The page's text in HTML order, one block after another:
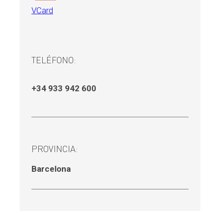
VCard
TELÉFONO:
+34 933 942 600
PROVINCIA:
Barcelona